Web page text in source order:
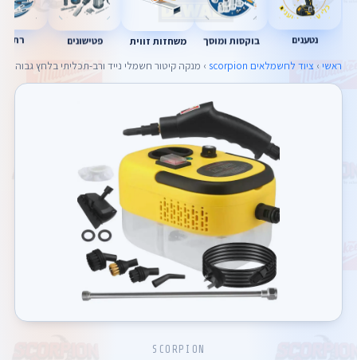
נטענים בוקסות ומוסך משחזות זווית פטישונים
ראשי › ציוד לחשמלאים scorpion › מנקה קיטור חשמלי נייד ורב-תכליתי בלחץ גבוה
SCORPION